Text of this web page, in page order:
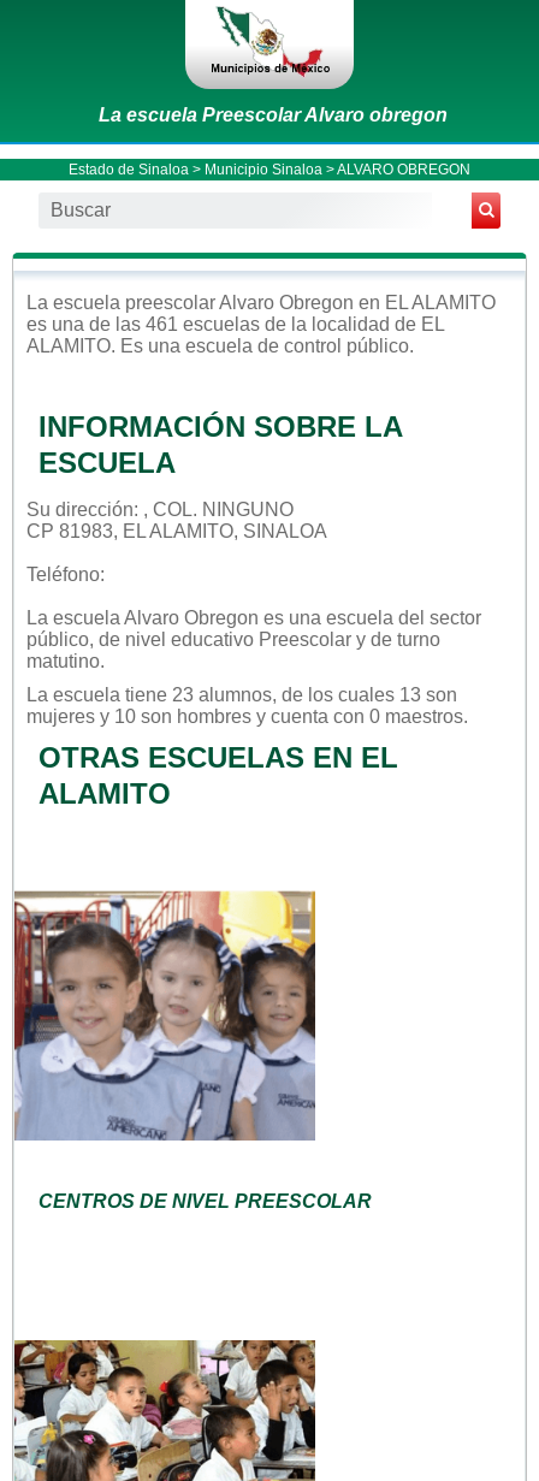
La escuela Preescolar Alvaro obregon
Estado de Sinaloa > Municipio Sinaloa > ALVARO OBREGON
La escuela preescolarAlvaro Obregon en EL ALAMITO
es una de las 461 escuelas de la localidad de EL
ALAMITO. Es una escuela de control público.
INFORMACIÓN SOBRE LA
ESCUELA
Su dirección: , COL. NINGUNO
CP 81983, EL ALAMITO, SINALOA
Teléfono:
La escuela Alvaro Obregon es una escuela del sector
público, de nivel educativo Preescolar y de turno
matutino.
La escuela tiene 23 alumnos, de los cuales 13 son
mujeres y 10 son hombres y cuenta con 0 maestros.
OTRAS ESCUELAS EN EL
ALAMITO
CENTROS DE NIVEL PREESCOLAR